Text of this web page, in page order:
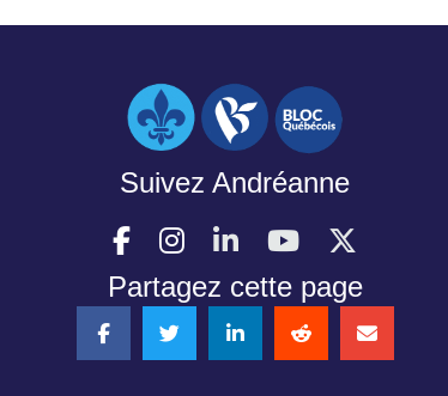
Suivez Andréanne
Partagez cette page